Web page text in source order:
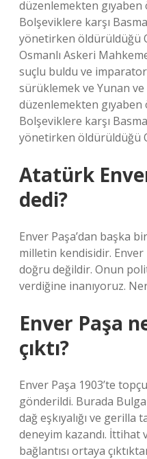
düzenlemekten
Bolşeviklere karşı
yönetirken öldürüldüğü
Osmanlı Askeri
suçlu buldu ve
sürüklemek ve Yunan
düzenlemekten
Bolşeviklere karşı
yönetirken öldürüldüğü
Atatürk
dedi?
Enver Paşa’dan başka
milletin kendisidir. Enver
doğru değildir. Onun
verdiğine inanıyoruz.
Enver Paşa
çıktı?
Enver Paşa 1903’te
gönderildi. Burada
dağ eşkıyalığı ve
deneyim kazandı. İttihat
bağlantısı ortaya